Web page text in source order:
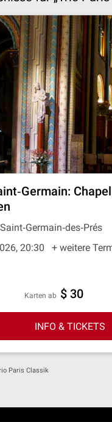
20:30
+ weitere
Karten ab $ 30
INFO & TICKETS
Paris Classik